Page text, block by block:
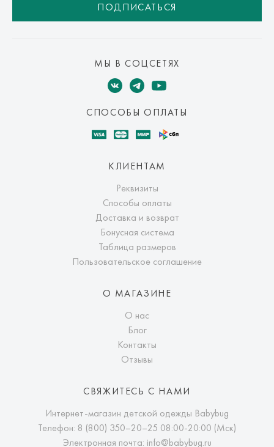
ПОДПИСАТЬСЯ
МЫ В СОЦСЕТЯХ
СПОСОБЫ ОПЛАТЫ
КЛИЕНТАМ
Реквизиты
Способы оплаты
Доставка и возврат
Бонусная система
Таблица размеров
Пользовательское соглашение
О МАГАЗИНЕ
О нас
Блог
Контакты
Отзывы
СВЯЖИТЕСЬ С НАМИ
Интернет-магазин детской одежды Babybug
Телефон: 8 (800) 350–20–25 08:00-20:00 (Мск)
Электронная почта: info@babybug.ru